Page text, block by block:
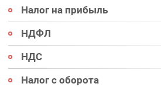
Налог на прибыль
НДФЛ
НДС
Налог с оборота